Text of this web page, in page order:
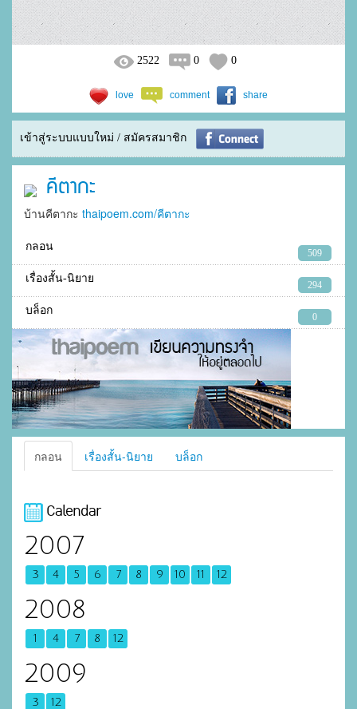
2522 0 0
love comment share
เข้าสู่ระบบแบบใหม่ / สมัครสมาชิก
คีตากะ
บ้านคีตากะ thaipoem.com/คีตากะ
กลอน
509
เรื่องสั้น-นิยาย
294
บล็อก
0
กลอน เรื่องสั้น-นิยาย บล็อก
Calendar
2007
3 4 5 6 7 8 9 10 11 12
2008
1 4 7 8 12
2009
3 12